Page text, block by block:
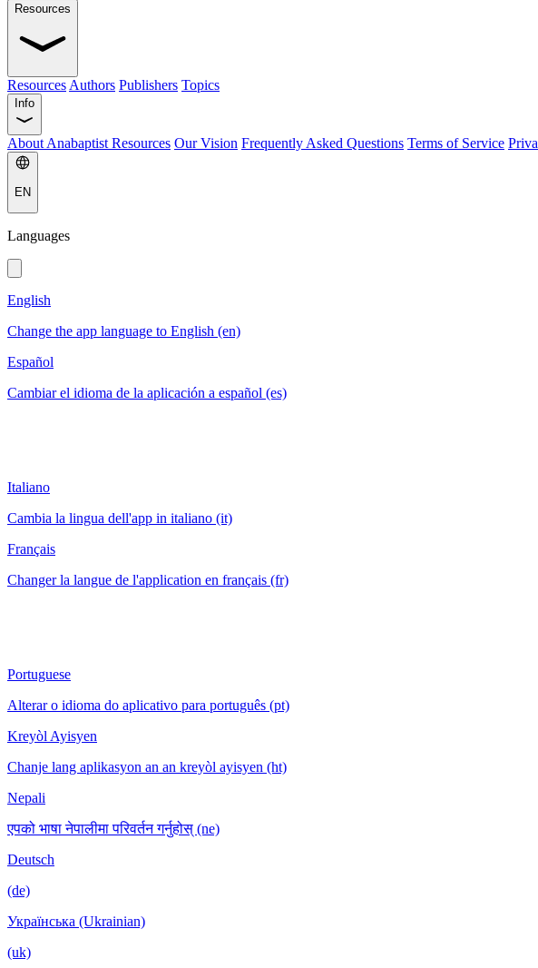
Resources
Resources Authors Publishers Topics
Info
About Anabaptist Resources Our Vision Frequently Asked Questions Terms of Service
EN
Languages
English
Change the app language to English (en)
Español
Cambiar el idioma de la aplicación a español (es)
Italiano
Cambia la lingua dell'app in italiano (it)
Français
Changer la langue de l'application en français (fr)
Portuguese
Alterar o idioma do aplicativo para português (pt)
Kreyòl Ayisyen
Chanje lang aplikasyon an an kreyòl ayisyen (ht)
Nepali
एपको भाषा नेपालीमा परिवर्तन गर्नुहोस् (ne)
Deutsch
(de)
Українська (Ukrainian)
(uk)